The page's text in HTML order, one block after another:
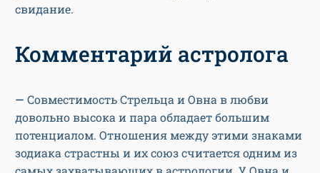
свидание.
Комментарий астролога
— Совместимость Стрельца и Овна в любви
довольно высока и пара обладает большим
потенциалом. Отношения между этими знаками
зодиака страстны и их союз считается одним из